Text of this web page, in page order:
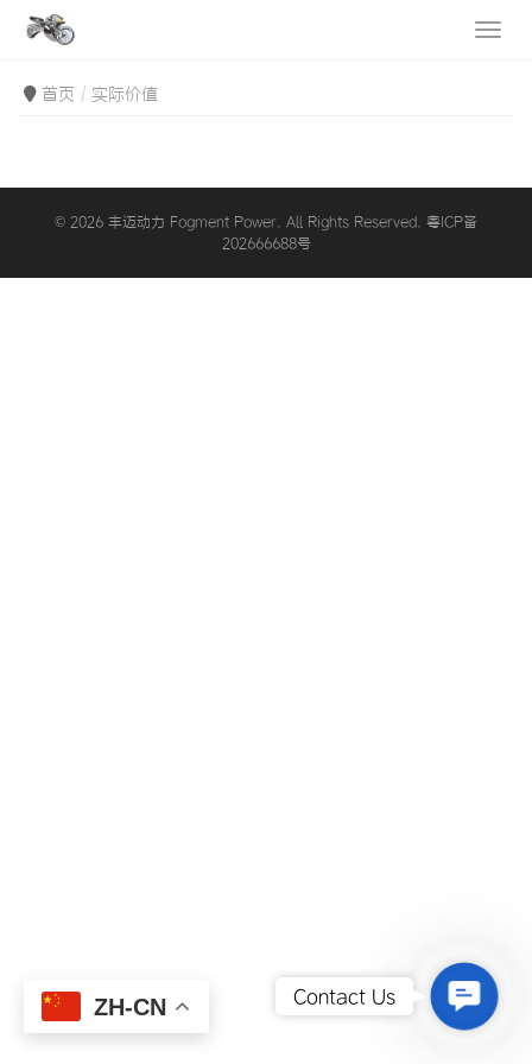
首页 实际价值
© 2026 丰迈动力 Fogment Power. All Rights Reserved. 粤ICP备
202666688号
ZH-CN
Contact
Contact Us